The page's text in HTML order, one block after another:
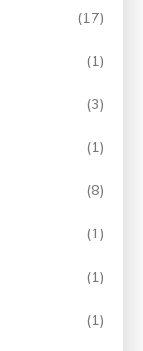
(17)
(1)
(3)
(1)
(8)
(1)
(1)
(1)